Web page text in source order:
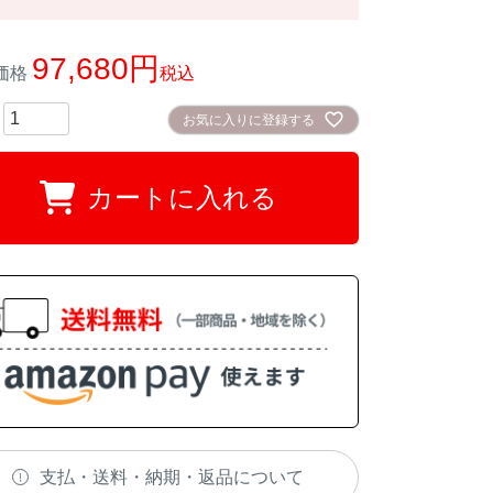
格 97,680 税込
お気に入りに登録する
カートに入れる
支払・送料・納期・返品について